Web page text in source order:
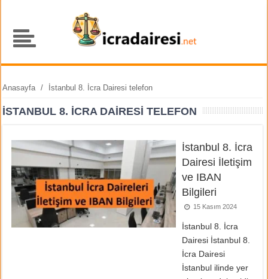
Anasayfa / İstanbul 8. İcra Dairesi telefon
İSTANBUL 8. İCRA DAIRESI TELEFON
İstanbul 8. İcra
Dairesi İletişim
ve IBAN
Bilgileri
15 Kasım 2024
İstanbul 8. İcra
Dairesi İstanbul 8.
İcra Dairesi
İstanbul ilinde yer